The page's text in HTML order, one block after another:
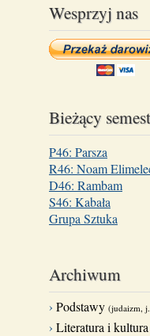
Wesprzyj nas
Bieżący
P46: Parsza
R46: Noam
D46: Rambam
S46: Kabała
Grupa Sztuka
Archiwum
Podstawy (judaizm,
Literatura i kultura